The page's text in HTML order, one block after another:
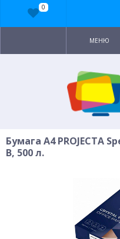
МЕНЮ
Бумага A4 PROJECTA
B, 500 л.
0